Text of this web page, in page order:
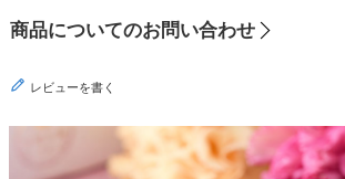
商品についてのお問い合わせ
レビューを書く